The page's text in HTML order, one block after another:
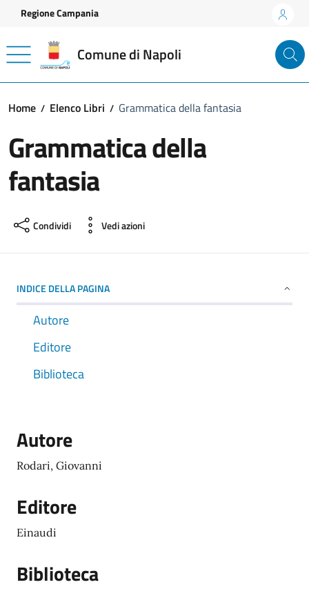
Vai ai contenuti
Vai al footer
Regione Campania
Comune di Napoli
Home Elenco Libri Grammatica della fantasia
Grammatica della
fantasia
Condividi Vedi azioni
INDICE DELLA PAGINA
Autore
Editore
Biblioteca
Autore
Rodari, Giovanni
Editore
Einaudi
Biblioteca